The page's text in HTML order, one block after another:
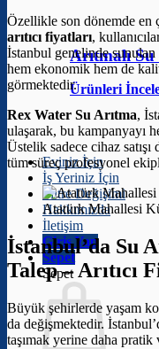
Arıtmalı
Ürünleri
Eviniz İçin
İş Yeriniz İçin
Filtre Değişimi
Hakkımızda
İletişim
Giriş Yap
Sepet
Sepet
Özellikle son dönemde en
arıtıcı fiyatları,
İstanbul genelinde sunulan
hem ekonomik hem de
görmektedir.
Rex Water Su Arıtma,
ulaşarak, bu kampanyayı
Üstelik sadece cihaz
tüm süreç profesyonel
Atatürk Mahallesi
İstanbul’da Su
Talep –Arıtıcı
Büyük şehirlerde yaşam
da değişmektedir.
taşımak yerine daha